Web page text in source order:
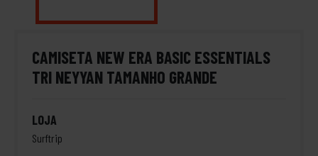
CAMISETA NEW ERA BASIC ESSENTIALS
TRI NEYYAN TAMANHO GRANDE
LOJA
Surftrip